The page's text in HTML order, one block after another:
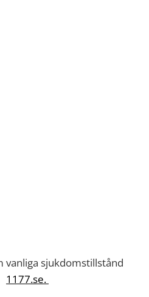
sjukdomstillstånd
1177.se.